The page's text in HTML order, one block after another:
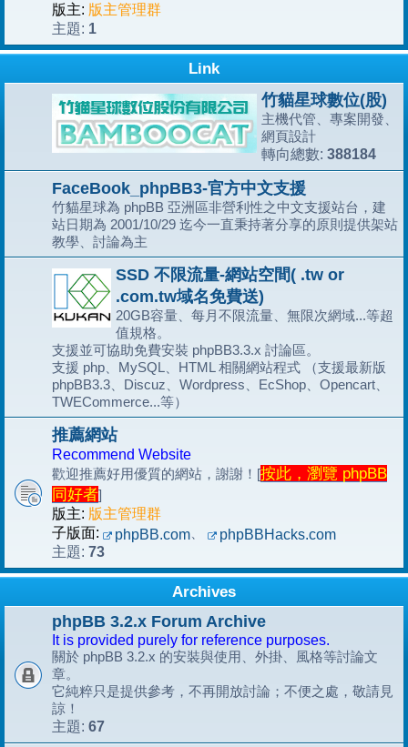
版主: 版主管理群
主題: 1
Link
竹貓星球數位(股)
主機代管、專案開發、
網頁設計
轉向總數: 388184
FaceBook_phpBB3-官方中文支援
竹貓星球為 phpBB 亞洲區非營利性之中文支援站台，建
站日期為 2001/10/29 迄今一直秉持著分享的原則提供架站
教學、討論為主
SSD 不限流量-網站空間( .tw or
.com.tw域名免費送)
20GB容量、每月不限流量、無限次網域...等超
值規格。
支援並可協助免費安裝 phpBB3.3.x 討論區。
支援 php、MySQL、HTML 相關網站程式 （支援最新版
phpBB3.3、Discuz、Wordpress、EcShop、Opencart、
TWECommerce...等）
推薦網站
Recommend Website
歡迎推薦好用優質的網站，謝謝！[按此，瀏覽 phpBB
同好者]
版主: 版主管理群
子版面:
phpBB.com、
phpBBHacks.com
主題: 73
Archives
phpBB 3.2.x Forum Archive
It is provided purely for reference purposes.
關於 phpBB 3.2.x 的安裝與使用、外掛、風格等討論文
章。
它純粹只是提供參考，不再開放討論；不便之處，敬請見
諒！
主題: 67